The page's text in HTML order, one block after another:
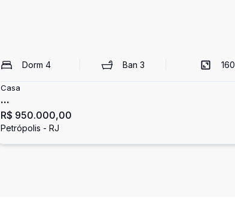
Dorm 4 Ban 3 160
Casa
...
R$ 950.000,00
Petrópolis - RJ